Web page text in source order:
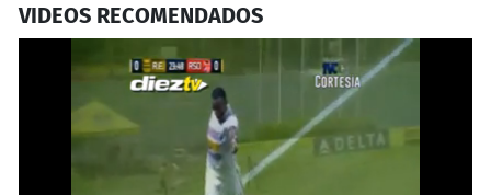
VIDEOS RECOMENDADOS